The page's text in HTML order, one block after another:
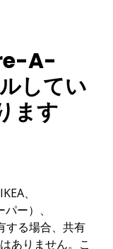
A-
してい
ます
、
ー）、
する場合、共有
ありません。こ